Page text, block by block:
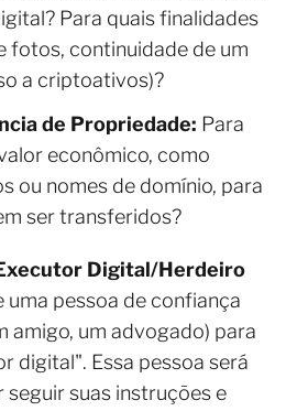
Para quais finalidades
fotos, continuidade de um
a criptoativos)?
de Propriedade: Para
econômico, como
ou nomes de domínio, para
ser transferidos?
Digital/Herdeiro
uma pessoa de confiança
amigo, um advogado) para
digital". Essa pessoa será
seguir suas instruções e